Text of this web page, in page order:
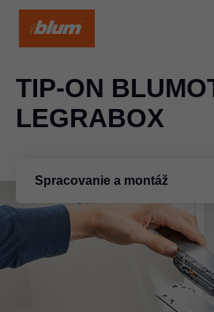
Spracovanie a montáž
TIP-ON
LEGRABOX